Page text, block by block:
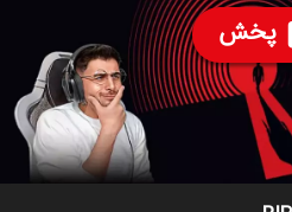
پخش
سریال‌های مشابه